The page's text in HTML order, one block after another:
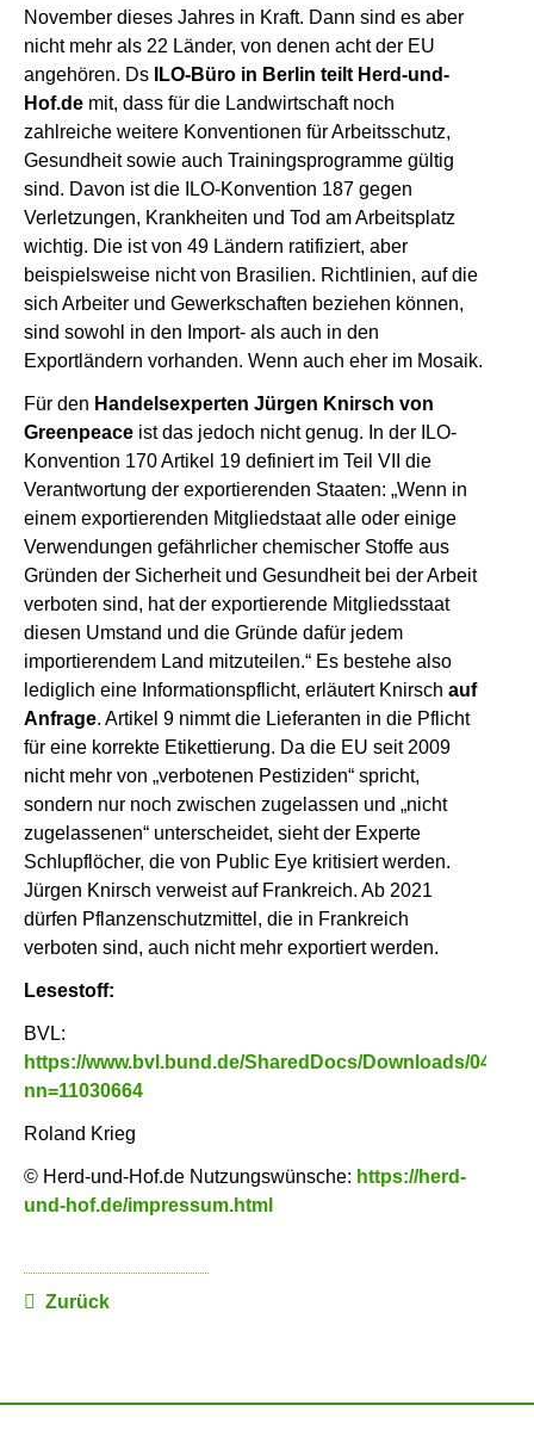
November dieses Jahres in Kraft. Dann sind es aber
nicht mehr als 22 Länder, von denen acht der EU
angehören. Ds
ILO-Büro in Berlin teilt Herd-und-
Hof.de mit, dass für die Landwirtschaft noch
zahlreiche weitere Konventionen für Arbeitsschutz,
Gesundheit sowie auch Trainingsprogramme gültig
sind. Davon ist die ILO-Konvention 187 gegen
Verletzungen, Krankheiten und Tod am Arbeitsplatz
wichtig. Die ist von 49 Ländern ratifiziert, aber
beispielsweise nicht von Brasilien. Richtlinien, auf die
sich Arbeiter und Gewerkschaften beziehen können,
sind sowohl in den Import- als auch in den
Exportländern vorhanden. Wenn auch eher im Mosaik.
Für den Handelsexperten Jürgen Knirsch von
Greenpeace ist das jedoch nicht genug. In der ILO-
Konvention 170 Artikel 19 definiert im Teil VII die
Verantwortung der exportierenden Staaten: „Wenn in
einem exportierenden Mitgliedstaat alle oder einige
Verwendungen gefährlicher chemischer Stoffe aus
Gründen der Sicherheit und Gesundheit bei der Arbeit
verboten sind, hat der exportierende Mitgliedsstaat
diesen Umstand und die Gründe dafür jedem
importierendem Land mitzuteilen.“ Es bestehe also
lediglich eine Informationspflicht, erläutert Knirsch auf
Anfrage. Artikel 9 nimmt die Lieferanten in die Pflicht
für eine korrekte Etikettierung. Da die EU seit 2009
nicht mehr von „verbotenen Pestiziden“ spricht,
sondern nur noch zwischen zugelassen und „nicht
zugelassenen“ unterscheidet, sieht der Experte
Schlupflöcher, die von Public Eye kritisiert werden.
Jürgen Knirsch verweist auf Frankreich. Ab 2021
dürfen Pflanzenschutzmittel, die in Frankreich
verboten sind, auch nicht mehr exportiert werden.
Lesestoff:
BVL:
https://www.bvl.bund.de/SharedDocs/Downloads/
nn=11030664
Roland Krieg
© Herd-und-Hof.de Nutzungswünsche: https://herd-
und-hof.de/impressum.html
Zurück